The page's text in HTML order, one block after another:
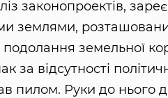
законопроектів,
землями,
земельної
за відсутності
пилом. Руки до нього